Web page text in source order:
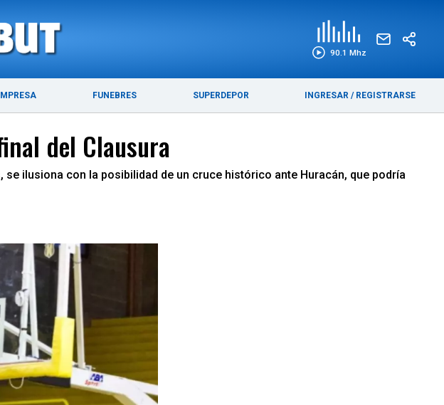
90.1 Mhz
FUNEBRES SUPERDEPOR INGRESAR / REGISTRARSE
PUERTO MADRYN
del Clausura
ilusiona con la posibilidad de un cruce histórico ante Huracán, que podría